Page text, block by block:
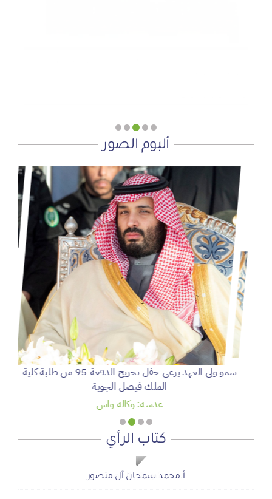
ألبوم الصور
سمو ولي العهد يرعى حفل تخريج الدفعة 95 من طلبة كلية
الملك فيصل الجوية
عدسة: وكالة واس
كتاب الرأي
صحيفة المشهد الإخبارية
شويش الفهد
أ.محمد سمحان آل منصور
صحيفة المشهد الإخبارية
شويش الفهد